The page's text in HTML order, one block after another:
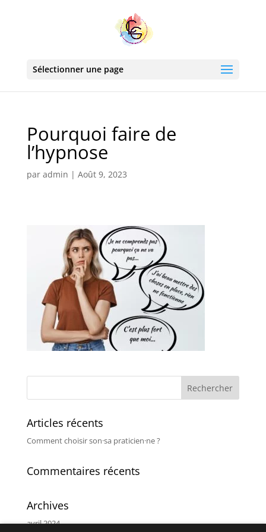
Sélectionner une page
Pourquoi faire de
l’hypnose
par admin | Août 9, 2023
Articles récents
Comment choisir son·sa praticien·ne ?
Commentaires récents
Archives
avril 2024